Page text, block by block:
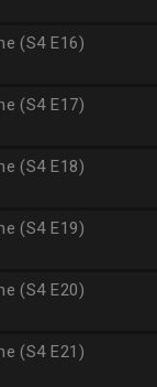
(S4 E16)
(S4 E17)
(S4 E18)
(S4 E19)
(S4 E20)
(S4 E21)